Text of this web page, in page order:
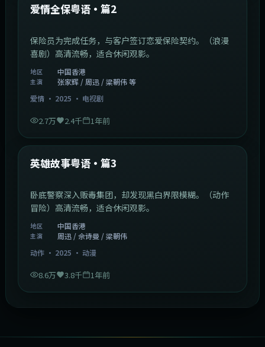
最新
爱情全保粤语·篇2
保险员为完成任务，与客户签订恋爱保险契约。（浪漫
喜剧）高清流畅，适合休闲观影。
地区 中国香港
主演
张家辉 / 周迅 / 梁朝伟 等
爱情· 2025 · 电视剧
2.7万 2.4千 1年前
最新
英雄故事粤语·篇3
卧底警察深入贩毒集团，却发现黑白界限模糊。（动作
冒险）高清流畅，适合休闲观影。
地区 中国香港
主演
周迅 / 佘诗曼 / 梁朝伟
动作· 2025 · 动漫
8.6万 3.8千 1年前